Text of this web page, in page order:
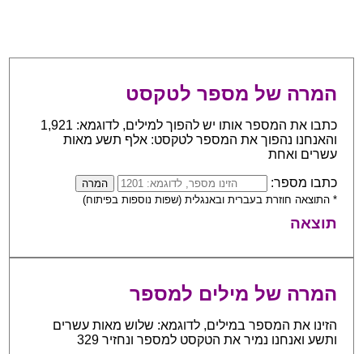
המרה של מספר לטקסט
כתבו את המספר אותו יש להפוך למילים, לדוגמא: 1,921
והאנחנו נהפוך את המספר לטקסט: אלף תשע מאות
עשרים ואחת
כתבו מספר:
* התוצאה חוזרת בעברית ובאנגלית (שפות נוספות בפיתוח)
תוצאה
המרה של מילים למספר
הזינו את המספר במילים, לדוגמא: שלוש מאות עשרים
ותשע ואנחנו נמיר את הטקסט למספר ונחזיר 329